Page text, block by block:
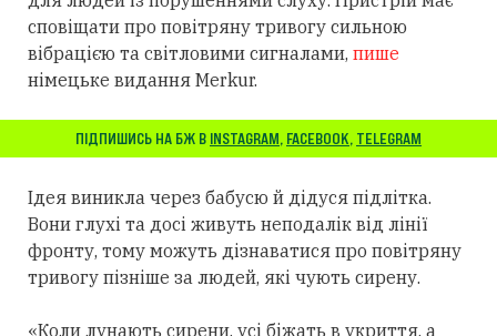
сповіщати про повітряну тривогу сильною
вібрацією та світловими сигналами, пише
німецьке видання Merkur.
ПІДПИШИСЬ НА БЖ В INSTAGRAM, FACEBOOK, TELEGRAM
Ідея виникла через бабусю й дідуся підлітка.
Вони глухі та досі живуть неподалік від лінії
фронту, тому можуть дізнаватися про повітряну
тривогу пізніше за людей, які чують сирену.
«Коли лунають сирени, усі біжать в укриття, а